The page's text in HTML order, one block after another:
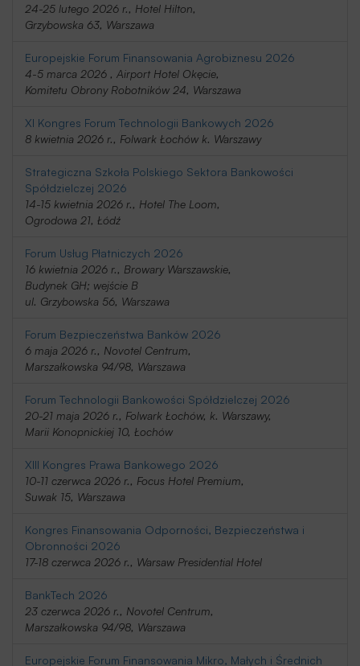
24-25 lutego 2026 r., Hotel Hilton,
Grzybowska 63, Warszawa
Europejskie Forum Finansowania Agrobiznesu 2026
4-5 marca 2026 , Airport Hotel Okęcie,
Komitetu Obrony Robotników 24, Warszawa
XI Kongres Forum Technologii Bankowych 2026
8 kwietnia 2026 r., Folwark Łochów k. Warszawy
Strategiczna Szkoła Polskiego Sektora Bankowości
Spółdzielczej 2026
14-15 kwietnia 2026 r., Hotel The Loom,
Ogrodowa 21, Łódź
Forum Usług Płatniczych 2026
16 kwietnia 2026 r., Browary Warszawskie,
Budynek GH; wejście B
ul. Grzybowska 56, Warszawa
Forum Bezpieczeństwa Banków 2026
6 maja 2026 r., Novotel Centrum,
Marszałkowska 94/98, Warszawa
Forum Technologii Bankowości Spółdzielczej 2026
20-21 maja 2026 r., Folwark Łochów, k. Warszawy,
Marii Konopnickiej 10, Łochów
XIII Kongres Prawa Bankowego 2026
10-11 czerwca 2026 r., Focus Hotel Premium,
Suwak 15, Warszawa
Kongres Finansowania Odporności, Bezpieczeństwa i
Obronności 2026
17-18 czerwca 2026 r., Warsaw Presidential Hotel
BankTech 2026
23 czerwca 2026 r., Novotel Centrum,
Marszałkowska 94/98, Warszawa
Europejskie Forum Finansowania Mikro, Małych i Średnich